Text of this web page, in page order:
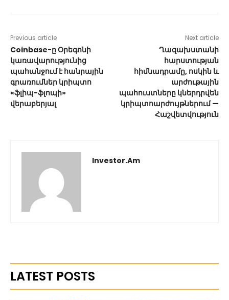
Previous article
Coinbase-ը Օրեգոնի
կառավարությունից
պահանջում է հանրային
գրառումներ կրիպտո
«ֆլիպ-ֆլոպի»
վերաբերյալ
Next article
Ղազախստանի
հարստության
հիմնադրամը, ոսկին և
արժութային
պահուստները կներդրվեն
կրիպտոարժույթներում —
Հաշվետվություն
Investor.am
LATEST POSTS